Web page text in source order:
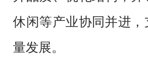
休闲等产业协同并进
量发展。